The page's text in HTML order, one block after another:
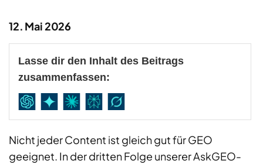
12. Mai 2026
Lasse dir den Inhalt des Beitrags
zusammenfassen:
Nicht jeder Content ist gleich gut für GEO
geeignet. In der dritten Folge unserer AskGEO-